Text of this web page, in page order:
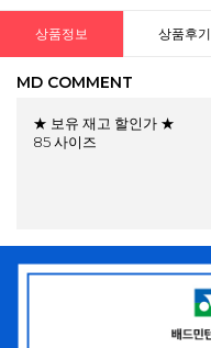
상품정보 상품후기
MD COMMENT
★ 보유 재고 할인가 ★
85 사이즈